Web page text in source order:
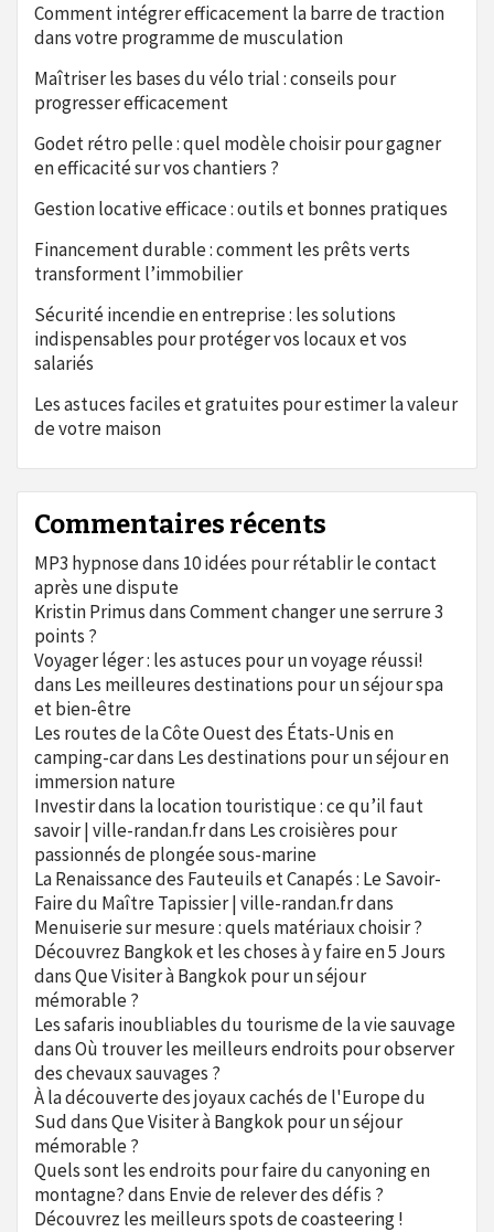
Comment intégrer efficacement la barre de traction
dans votre programme de musculation
Maîtriser les bases du vélo trial : conseils pour
progresser efficacement
Godet rétro pelle : quel modèle choisir pour gagner
en efficacité sur vos chantiers ?
Gestion locative efficace : outils et bonnes pratiques
Financement durable : comment les prêts verts
transforment l’immobilier
Sécurité incendie en entreprise : les solutions
indispensables pour protéger vos locaux et vos
salariés
Les astuces faciles et gratuites pour estimer la valeur
de votre maison
Commentaires récents
MP3 hypnosedans 10 idées pour rétablir le contact
après une dispute
Kristin PrimusdansComment changer une serrure 3
points ?
Voyager léger : les astuces pour un voyage réussi!
dans Les meilleures destinations pour un séjour spa
et bien-être
Les routes de la Côte Ouest des États-Unis en
camping-cardans Les destinations pour un séjour en
immersion nature
Investir dans la location touristique : ce qu’il faut
savoir | ville-randan.frdans Les croisières pour
passionnés de plongée sous-marine
La Renaissance des Fauteuils et Canapés : Le Savoir-
Faire du Maître Tapissier | ville-randan.frdans
Menuiserie sur mesure : quels matériaux choisir ?
Découvrez Bangkok et les choses à y faire en 5 Jours
dansQue Visiter à Bangkok pour un séjour
mémorable ?
Les safaris inoubliables du tourisme de la vie sauvage
dansOù trouver les meilleurs endroits pour observer
des chevaux sauvages ?
À la découverte des joyaux cachés de l'Europe du
SuddansQue Visiter à Bangkok pour un séjour
mémorable ?
Quels sont les endroits pour faire du canyoning en
montagne?dans Envie de relever des défis ?
Découvrez les meilleurs spots de coasteering !